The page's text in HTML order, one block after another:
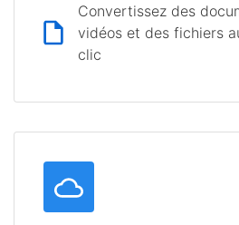
Convertissez des
vidéos et des fichiers
clic